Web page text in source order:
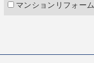
マンションリフォーム